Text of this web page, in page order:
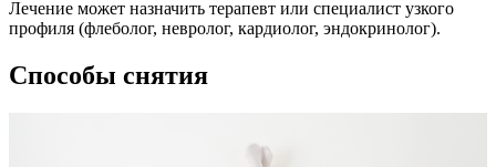
Лечение может назначить терапевт или специалист узкого
профиля (флеболог, невролог, кардиолог, эндокринолог).
Способы снятия